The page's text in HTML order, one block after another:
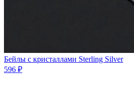
Бейлы с кристаллами Sterling Silver
596 ₽